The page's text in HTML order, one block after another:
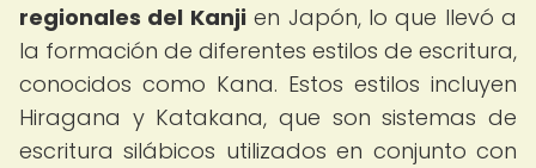
regionales del Kanjien Japón, lo que llevó a
la formación de diferentes estilos de escritura,
conocidos como Kana. Estos estilos incluyen
Hiragana y Katakana, que son sistemas de
escritura silábicos utilizados en conjunto con